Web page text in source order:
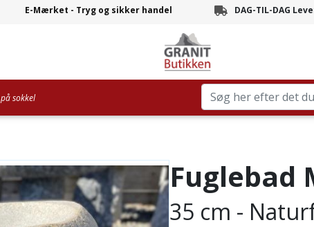
Fuglebad
35 cm -
E-Mærket - Tryg og sikker handel Branchens
DAG-TIL-DAG
sokkel